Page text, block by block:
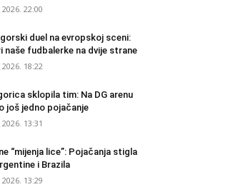
22:00
duel na evropskoj sceni:
naše fudbalerke na dvije strane
18:22
sklopila tim: Na DG arenu
još jedno pojačanje
13:31
“mijenja lice”: Pojačanja stigla
i Brazila
13:29